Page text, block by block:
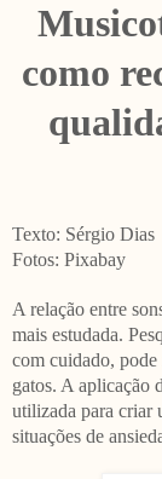
como
Texto: Sérgio Dias
Fotos: Pixabay
A relação entre
mais estudada.
com cuidado, pode
gatos. A aplicação
utilizada para criar
situações de